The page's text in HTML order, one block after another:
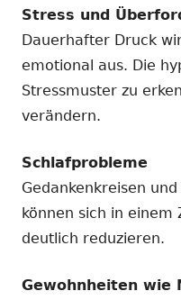
Stress und
Dauerhafter Druck
emotional aus. Die
Stressmuster zu
verändern.
Schlafprobleme
Gedankenkreisen
können sich in einem
deutlich reduzieren.
Gewohnheiten wie